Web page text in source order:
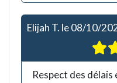
Elijah T. le08/10/
Respect des